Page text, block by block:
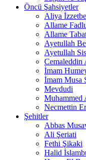
Öncü Şahsiyetler
Aliya
Allame
Allame
Ayetullah
Ayetullah
Cemaleddin
İmam
İmam Musa
Mevdudi
Muhammed
Necmettin
Şehitler
Abbas
Ali Şeriati
Fethi Şikaki
Halid